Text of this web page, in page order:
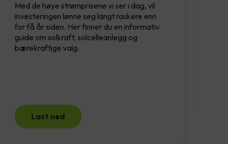
Med de høye strømprisene vi ser i dag, vil
investeringen lønne seg langt raskere enn
for få år siden. Her finner du en informativ
guide om solkraft, solcelleanlegg og
bærekraftige valg.
Last ned